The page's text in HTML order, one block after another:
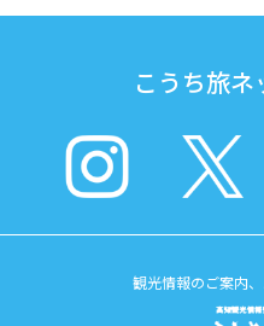
こうち旅
観光情報のご案内